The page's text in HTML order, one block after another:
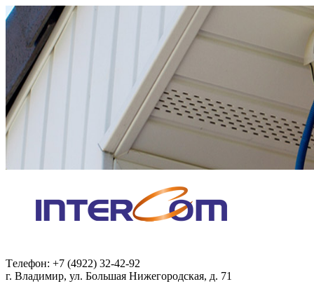
Tелефон: +7 (4922) 32-42-92
г. Владимир, ул. Большая Нижегородская, д. 71